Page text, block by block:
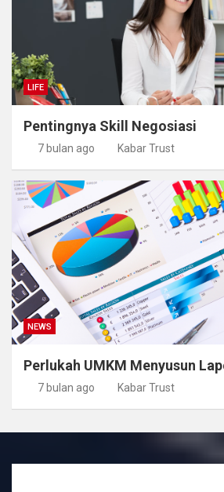
LIFE
Pentingnya Skill Negosiasi
7 bulan ago Kabar Trust
NEWS
Perlukah UMKM Menyusun
7 bulan ago Kabar Trust